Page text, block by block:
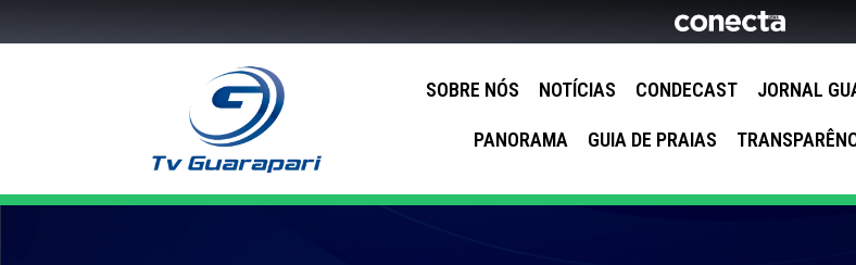
SOBRE NÓS NOTÍCIAS CONDECAST JORNAL
PANORAMA GUIA DE PRAIAS